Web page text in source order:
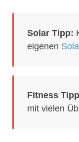
Solar Tipp:
eigenen
Fitness
mit vielen